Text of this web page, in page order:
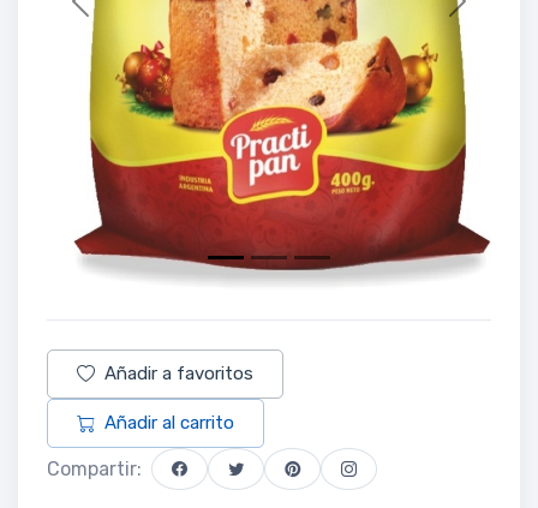
Previous Next
Añadir a favoritos
Añadir al carrito
Compartir: